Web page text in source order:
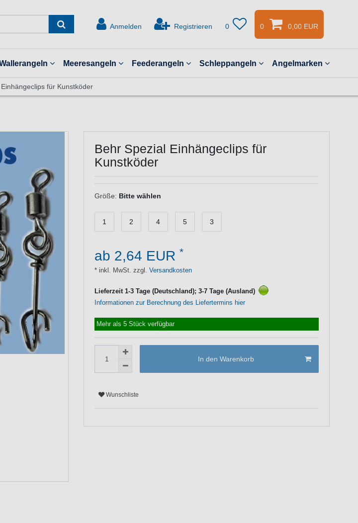
Anmelden Registrieren 0 0 0,00 EUR
Meeresangeln Feederangeln Schleppangeln Angelmarken
für Kunstköder
Behr Spezial Einhängeclips für
Kunstköder
Größe: Bitte wählen
1 2 4 5 3
ab 2,64 EUR *
* inkl. MwSt. zzgl. Versandkosten
Lieferzeit 1-3 Tage (Deutschland); 3-7 Tage (Ausland)
Informationen zur Berechnung des Liefertermins hier
Mehr als 5 Stück verfügbar
In den Warenkorb
Wunschliste